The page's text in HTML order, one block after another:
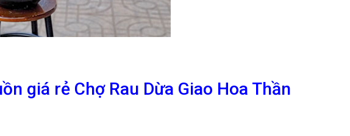
giá rẻ Chợ Rau Dừa Giao Hoa Thần